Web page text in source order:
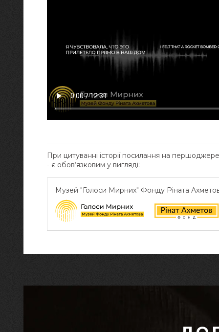
При цитуванні історії посилання на
- є обов‘язковим у вигляді:
Музей "Голоси Мирних" Фонду Ріната